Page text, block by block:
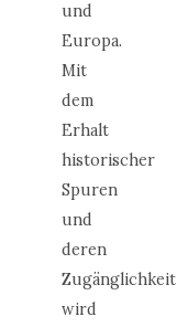
und
Europa.
Mit
dem
Erhalt
historischer
Spuren
und
deren
Zugänglichkeit
wird